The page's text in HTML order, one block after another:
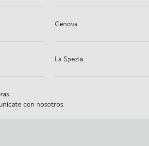
Genova
La Spezia
con nosotros.